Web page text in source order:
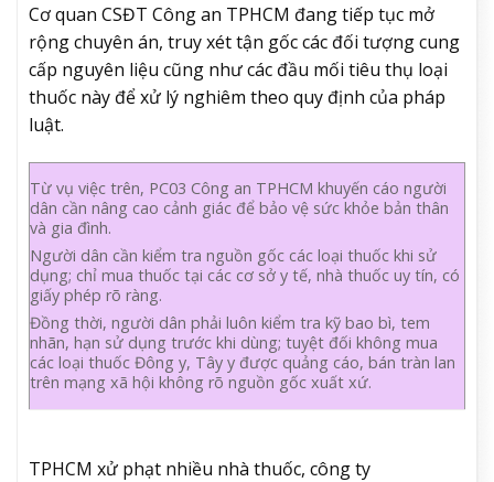
Cơ quan CSĐT Công an TPHCM đang tiếp tục mở
rộng chuyên án, truy xét tận gốc các đối tượng cung
cấp nguyên liệu cũng như các đầu mối tiêu thụ loại
thuốc này để xử lý nghiêm theo quy định của pháp
luật.
Từ vụ việc trên, PC03 Công an TPHCM khuyến cáo người
dân cần nâng cao cảnh giác để bảo vệ sức khỏe bản thân
và gia đình.
Người dân cần kiểm tra nguồn gốc các loại thuốc khi sử
dụng; chỉ mua thuốc tại các cơ sở y tế, nhà thuốc uy tín, có
giấy phép rõ ràng.
Đồng thời, người dân phải luôn kiểm tra kỹ bao bì, tem
nhãn, hạn sử dụng trước khi dùng; tuyệt đối không mua
các loại thuốc Đông y, Tây y được quảng cáo, bán tràn lan
trên mạng xã hội không rõ nguồn gốc xuất xứ.
TPHCM xử phạt nhiều nhà thuốc, công ty